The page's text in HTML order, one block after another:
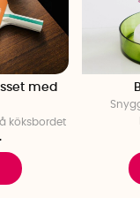
med
köksbordet